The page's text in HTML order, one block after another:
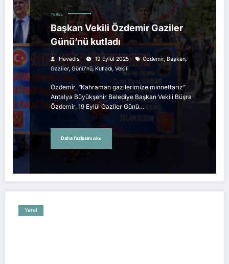
YEREL
Başkan Vekili Özdemir Gaziler
Günü’nü kutladı
Havadis 19 Eylül 2025 Özdemir, Başkan,
Gaziler,Günü’nü, Kutladı,Vekili
Özdemir, “Kahraman gazilerimize minnettarız”
Antalya Büyükşehir Belediye Başkan Vekili Büşra
Özdemir, 19 Eylül Gaziler Günü…
Daha fazlasını oku
Yerel